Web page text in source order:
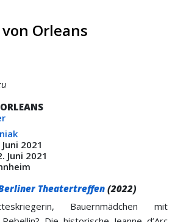
Orleans
2021
Juni 2021
Theatertreffen (2022)
Bauernmädchen mit